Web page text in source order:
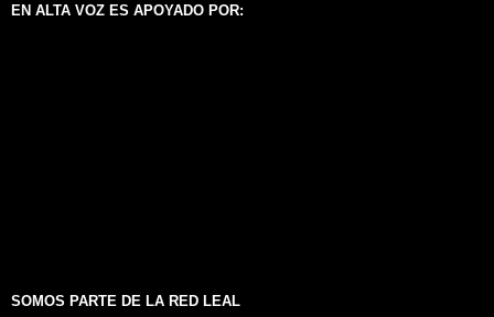
EN ALTA VOZ ES APOYADO POR:
SOMOS PARTE DE LA RED LEAL